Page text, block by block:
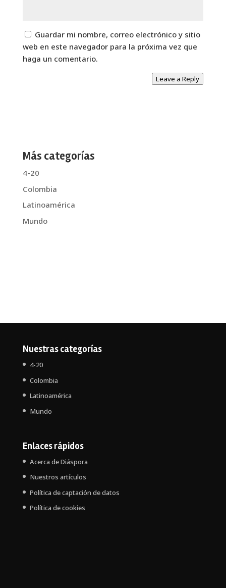
Guardar mi nombre, correo electrónico y sitio
web en este navegador para la próxima vez que
haga un comentario.
Leave a Reply
Más categorías
4-20
Colombia
Latinoamérica
Mundo
Nuestras categorías
4-20
Colombia
Latinoamérica
Mundo
Enlaces rápidos
Acerca de Diáspora
Nuestros artículos
Política de captación de datos
Política de cookies